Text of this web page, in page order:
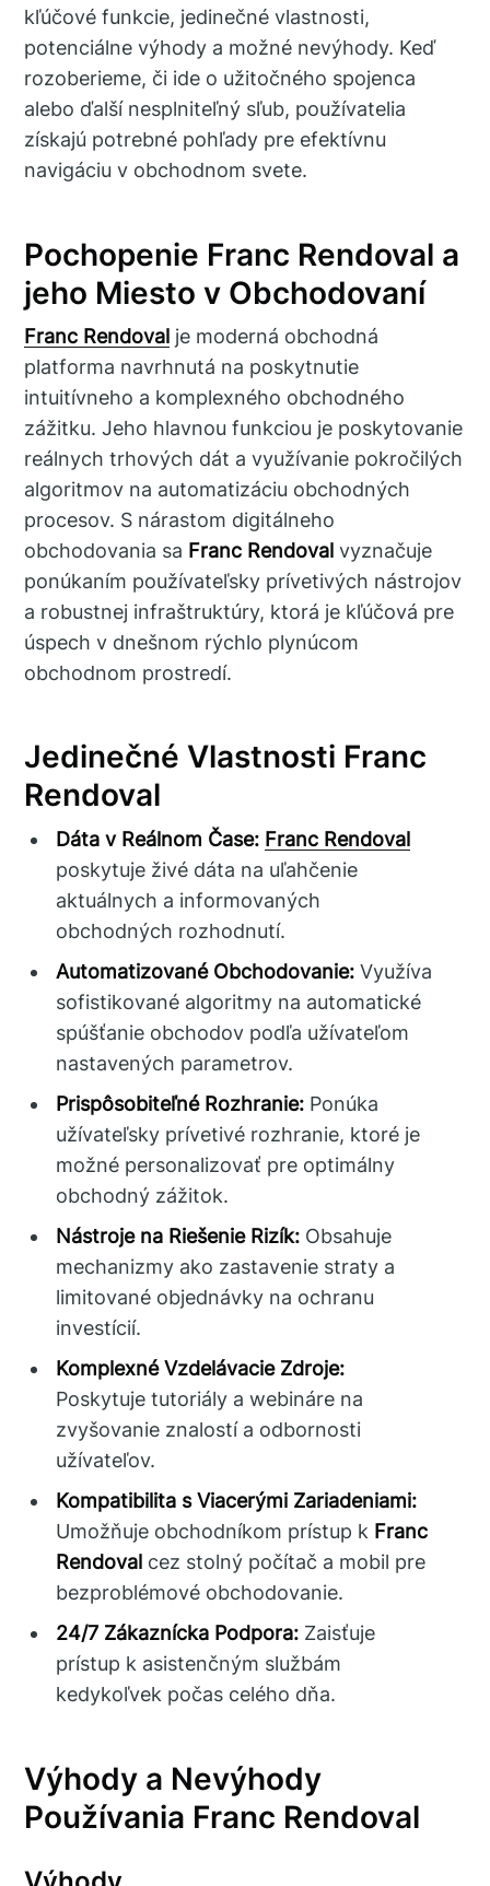
kľúčové funkcie, jedinečné vlastnosti,
potenciálne výhody a možné nevýhody. Keď
rozoberieme, či ide o užitočného spojenca
alebo ďalší nesplniteľný sľub, používatelia
získajú potrebné pohľady pre efektívnu
navigáciu v obchodnom svete.
Pochopenie Franc Rendoval a
jeho Miesto v Obchodovaní
Franc Rendoval je moderná obchodná
platforma navrhnutá na poskytnutie
intuitívneho a komplexného obchodného
zážitku. Jeho hlavnou funkciou je poskytovanie
reálnych trhových dát a využívanie pokročilých
algoritmov na automatizáciu obchodných
procesov. S nárastom digitálneho
obchodovania sa Franc Rendoval vyznačuje
ponúkaním používateľsky prívetivých nástrojov
a robustnej infraštruktúry, ktorá je kľúčová pre
úspech v dnešnom rýchlo plynúcom
obchodnom prostredí.
Jedinečné Vlastnosti Franc
Rendoval
Dáta v Reálnom Čase: Franc Rendoval
poskytuje živé dáta na uľahčenie
aktuálnych a informovaných
obchodných rozhodnutí.
Automatizované Obchodovanie: Využíva
sofistikované algoritmy na automatické
spúšťanie obchodov podľa užívateľom
nastavených parametrov.
Prispôsobiteľné Rozhranie: Ponúka
užívateľsky prívetivé rozhranie, ktoré je
možné personalizovať pre optimálny
obchodný zážitok.
Nástroje na Riešenie Rizík: Obsahuje
mechanizmy ako zastavenie straty a
limitované objednávky na ochranu
investícií.
Komplexné Vzdelávacie Zdroje:
Poskytuje tutoriály a webináre na
zvyšovanie znalostí a odbornosti
užívateľov.
Kompatibilita s Viacerými Zariadeniami:
Umožňuje obchodníkom prístup k Franc
Rendoval cez stolný počítač a mobil pre
bezproblémové obchodovanie.
24/7 Zákaznícka Podpora: Zaisťuje
prístup k asistenčným službám
kedykoľvek počas celého dňa.
Výhody a Nevýhody
Používania Franc Rendoval